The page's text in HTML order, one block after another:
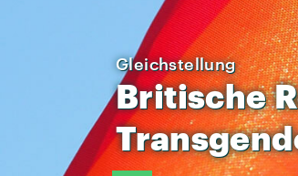
Gleichstellung
Britische